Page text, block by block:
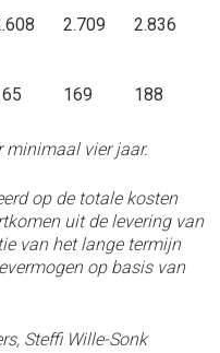
2.709 2.836
169 188
minimaal vier jaar.
op de totale kosten
uit de levering van
van het lange termijn
op basis van
Steffi Wille-Sonk